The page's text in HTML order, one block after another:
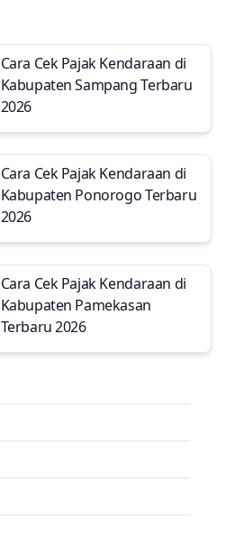
Cara Cek Pajak Kendaraan di
Kabupaten Sampang Terbaru
2026
Cara Cek Pajak Kendaraan di
Kabupaten Ponorogo Terbaru
2026
Cara Cek Pajak Kendaraan di
Kabupaten Pamekasan
Terbaru 2026